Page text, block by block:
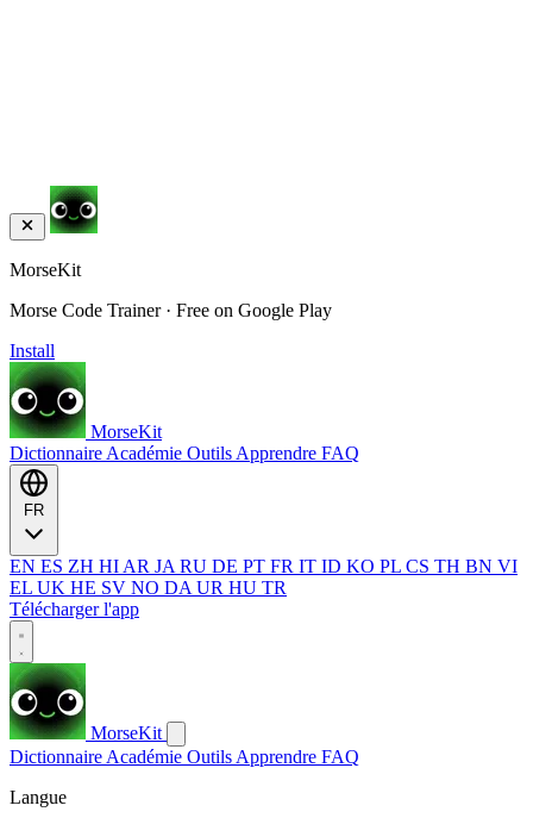
MorseKit
Morse Code Trainer · Free on Google Play
Install
MorseKit
Dictionnaire Académie Outils Apprendre FAQ
EN ES ZH HI AR JA RU DE PT FR IT ID KO PL CS TH BN VI
EL UK HE SV NO DA UR HU TR
Télécharger l'app
MorseKit
Dictionnaire Académie Outils Apprendre FAQ
Langue